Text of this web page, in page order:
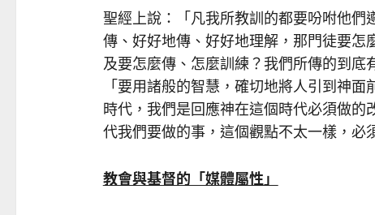
聖經上說：「凡我所教訓的都要吩咐他
傳、好好地傳、好好地理解，那門徒要
及要怎麼傳、怎麼訓練？我們所傳的到底
「要用諸般的智慧，確切地將人引到神
時代，我們是回應神在這個時代必須做
代我們要做的事，這個觀點不太一樣，必
教會與基督的「媒體屬性」